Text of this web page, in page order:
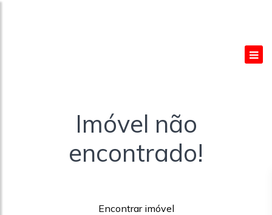
Imóvel não
encontrado!
Encontrar imóvel